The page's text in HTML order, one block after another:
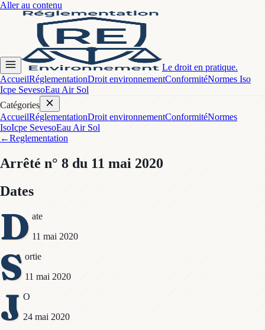
Aller au contenu
Le droit en pratique.
AccueilRéglementationDroit environnementConformitéNormes Iso
Icpe SevesoEau Air Sol
Catégories
AccueilRéglementationDroit environnementConformitéNormes
IsoIcpe SevesoEau Air Sol
←Reglementation
Arrêté n° 8 du 11 mai 2020
Dates
D ate
11 mai 2020
S ortie
11 mai 2020
J O
24 mai 2020